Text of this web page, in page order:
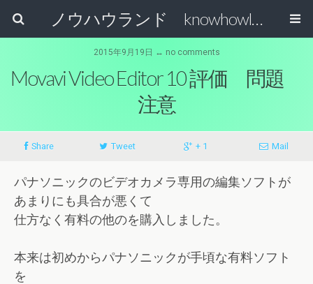
ノウハウランド knowhowland
2015年9月19日 ↔ no comments
Movavi Video Editor 10 評価 問題
注意
Share Tweet + 1 Mail
パナソニックのビデオカメラ専用の編集ソフトが
あまりにも具合が悪くて
仕方なく有料の他のを購入しました。
本来は初めからパナソニックが手頃な有料ソフト
を